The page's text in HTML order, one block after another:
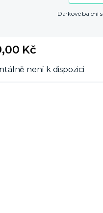
Dárkové balení s
Kč
není k dispozici